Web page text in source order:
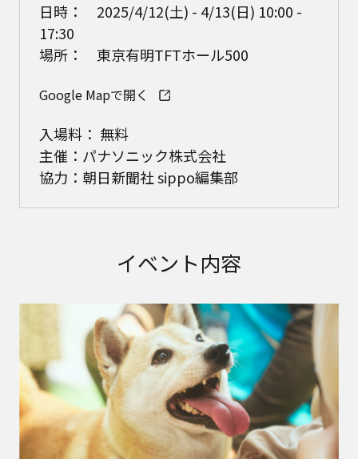
日時： 2025/4/12(土) - 4/13(日) 10:00 -
17:30
場所： 東京有明TFTホール500
Google Mapで開く
入場料： 無料
主催：パナソニック株式会社
協力：朝日新聞社 sippo編集部
イベント内容